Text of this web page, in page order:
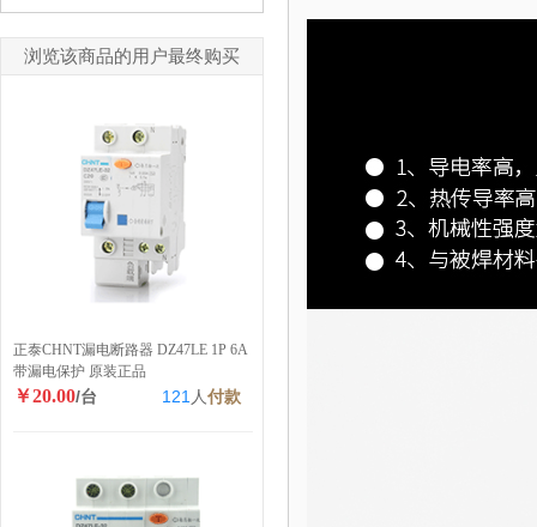
浏览该商品的用户最终购买
正泰CHNT漏电断路器 DZ47LE 1P 6A
带漏电保护 原装正品
￥20.00/台 121 人付款